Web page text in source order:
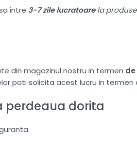
intre 3-7 zile lucratoarela
din magazinul nostru in termen
poti solicita acest lucru in termen
perdeaua dorita